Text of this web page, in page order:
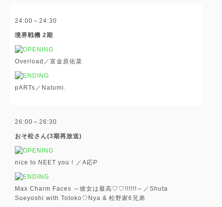
24:00～24:30
境界戦機 2期
Overload／富金原佑菜
pARTs／Natumi.
26:00～26:30
おそ松さん(3期再放送)
nice to NEET you！／A応P
Max Charm Faces ～彼女は最高♡♡!!!!!!～／Shuta
Sueyoshi with Totoko♡Nya & 松野家6兄弟